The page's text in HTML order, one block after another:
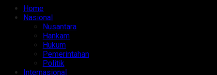
Home
Nasional
Nusantara
Hankam
Hukum
Pemerintahan
Politik
Internasional